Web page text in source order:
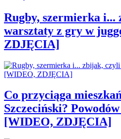
Rugby, szermierka i...
warsztaty z gry w
ZDJĘCIA]
Co przyciąga
Szczeciński?
[WIDEO, ZDJĘCIA]